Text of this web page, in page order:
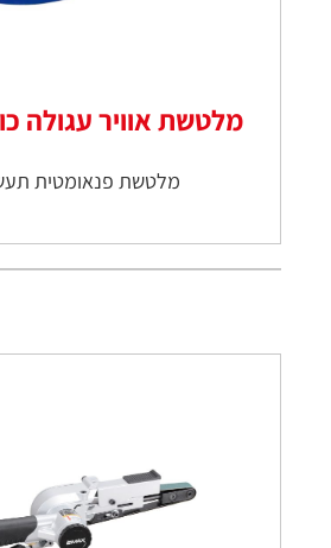
מלטשת אוויר עגולה
מלטשת פנאומטית